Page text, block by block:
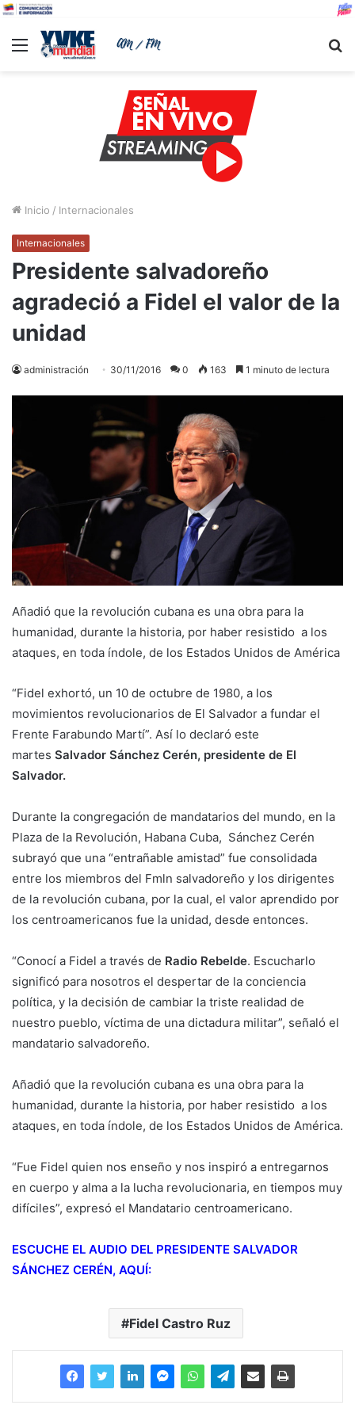
Menu
Inicio / Internacionales
Internacionales
Presidente salvadoreño
agradeció a Fidel el valor de la
unidad
administración 30/11/2016 0 163 1 minuto de lectura
Añadió que la revolución cubana es una obra para la
humanidad, durante la historia, por haber resistido a los
ataques, en toda índole, de los Estados Unidos de América
“Fidel exhortó, un 10 de octubre de 1980, a los
movimientos revolucionarios de El Salvador a fundar el
Frente Farabundo Martí”. Así lo declaró este
martes Salvador Sánchez Cerén, presidente de El
Salvador.
Durante la congregación de mandatarios del mundo, en la
Plaza de la Revolución, Habana Cuba, Sánchez Cerén
subrayó que una “entrañable amistad” fue consolidada
entre los miembros del Fmln salvadoreño y los dirigentes
de la revolución cubana, por la cual, el valor aprendido por
los centroamericanos fue la unidad, desde entonces.
“Conocí a Fidel a través de Radio Rebelde. Escucharlo
significó para nosotros el despertar de la conciencia
política, y la decisión de cambiar la triste realidad de
nuestro pueblo, víctima de una dictadura militar”, señaló el
mandatario salvadoreño.
Añadió que la revolución cubana es una obra para la
humanidad, durante la historia, por haber resistido a los
ataques, en toda índole, de los Estados Unidos de América.
“Fue Fidel quien nos enseño y nos inspiró a entregarnos
en cuerpo y alma a la lucha revolucionaria, en tiempos muy
difíciles”, expresó el Mandatario centroamericano.
ESCUCHE EL AUDIO DEL PRESIDENTE SALVADOR
SÁNCHEZ CERÉN, AQUÍ:
Fidel Castro Ruz